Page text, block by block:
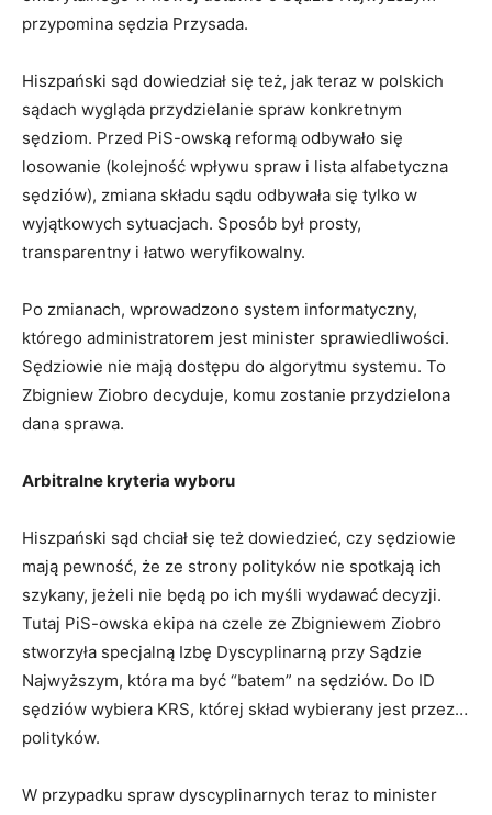
przypomina sędzia Przysada.
Hiszpański sąd dowiedział się też, jak teraz w polskich
sądach wygląda przydzielanie spraw konkretnym
sędziom. Przed PiS-owską reformą odbywało się
losowanie (kolejność wpływu spraw i lista alfabetyczna
sędziów), zmiana składu sądu odbywała się tylko w
wyjątkowych sytuacjach. Sposób był prosty,
transparentny i łatwo weryfikowalny.
Po zmianach, wprowadzono system informatyczny,
którego administratorem jest minister sprawiedliwości.
Sędziowie nie mają dostępu do algorytmu systemu. To
Zbigniew Ziobro decyduje, komu zostanie przydzielona
dana sprawa.
Arbitralne kryteria wyboru
Hiszpański sąd chciał się też dowiedzieć, czy sędziowie
mają pewność, że ze strony polityków nie spotkają ich
szykany, jeżeli nie będą po ich myśli wydawać decyzji.
Tutaj PiS-owska ekipa na czele ze Zbigniewem Ziobro
stworzyła specjalną Izbę Dyscyplinarną przy Sądzie
Najwyższym, która ma być “batem” na sędziów. Do ID
sędziów wybiera KRS, której skład wybierany jest przez…
polityków.
W przypadku spraw dyscyplinarnych teraz to minister